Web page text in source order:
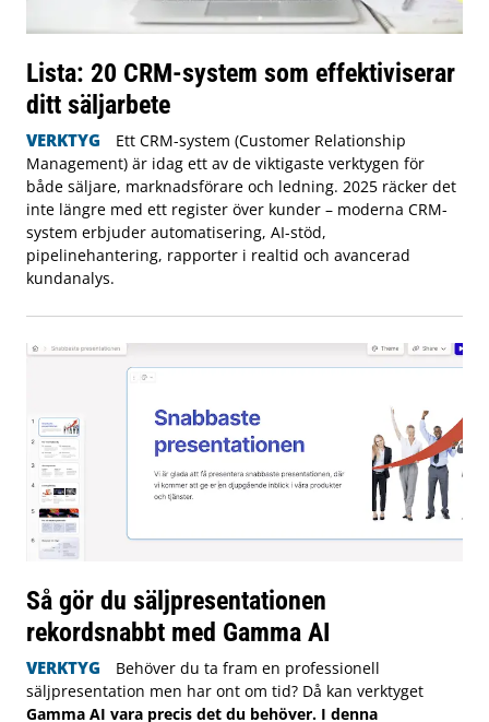
Lista: 20 CRM-system som effektiviserar
ditt säljarbete
VERKTYG
Ett CRM-system (Customer Relationship
Management) är idag ett av de viktigaste verktygen för
både säljare, marknadsförare och ledning. 2025 räcker det
inte längre med ett register över kunder – moderna CRM-
system erbjuder automatisering, AI-stöd,
pipelinehantering, rapporter i realtid och avancerad
kundanalys.
Så gör du säljpresentationen
rekordsnabbt med Gamma AI
VERKTYG
Behöver du ta fram en professionell
säljpresentation men har ont om tid? Då kan verktyget
Gamma AI vara precis det du behöver. I denna